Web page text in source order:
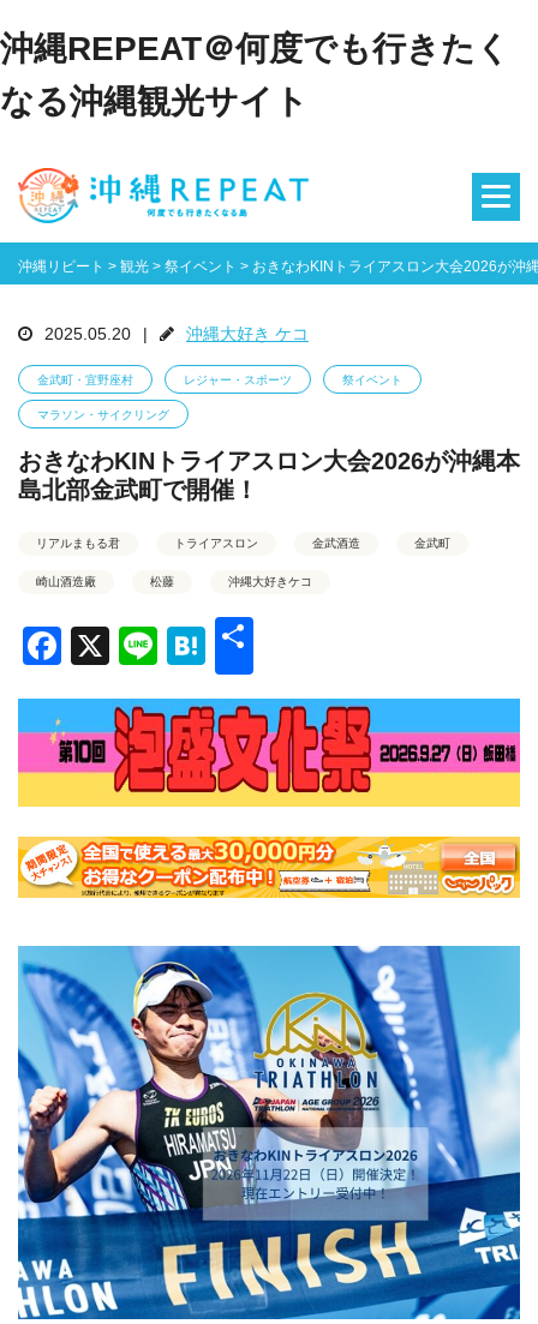
沖縄REPEAT＠何度でも行きたく
なる沖縄観光サイト
沖縄リピート > 観光 > 祭イベント > おきなわKINトライアスロン大会2026が沖
2025.05.20 | 沖縄大好き ケコ
金武町・宜野座村 レジャー・スポーツ 祭イベント
マラソン・サイクリング
おきなわKINトライアスロン大会2026が沖縄本
島北部金武町で開催！
リアルまもる君 トライアスロン 金武酒造 金武町
崎山酒造廠 松藤 沖縄大好きケコ
Facebook
X LineHatena